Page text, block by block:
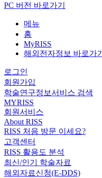
PC 버전 바로가기
메뉴
홈
MyRISS
해외전자정보 바로가기
로그인
회원가입
학술연구정보서비스 검색
MYRISS
회원서비스
About RISS
RISS 처음 방문 이세요?
고객센터
RISS 활용도 분석
최신/인기 학술자료
해외자료신청(E-DDS)